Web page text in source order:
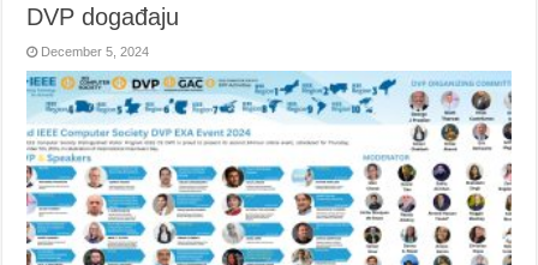
DVP događaju
December 5, 2024